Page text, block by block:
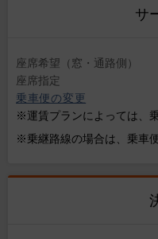
サ
座席希望（窓・通路側）
座席指定
乗車便の変更
※運賃プランによっては、
※乗継路線の場合は、乗車